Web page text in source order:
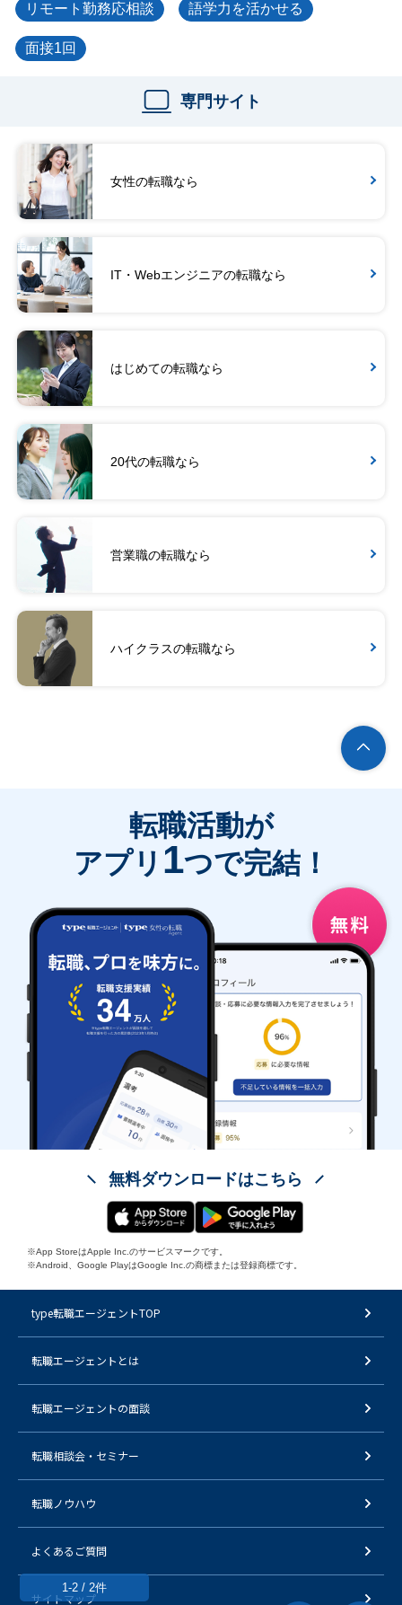
リモート勤務応相談 語学力を活かせる
面接1回
専門サイト
女性の転職なら
IT・Webエンジニアの転職なら
はじめての転職なら
20代の転職なら
営業職の転職なら
ハイクラスの転職なら
1-2 / 2件
転職活動が
アプリ 1つで完結！
無料ダウンロードはこちら
※App StoreはApple Inc.のサービスマークです。
※Android、Google PlayはGoogle Inc.の商標または登録商標です。
type転職エージェントTOP
転職エージェントとは
転職エージェントの面談
転職相談会・セミナー
転職ノウハウ
よくあるご質問
サイトマップ